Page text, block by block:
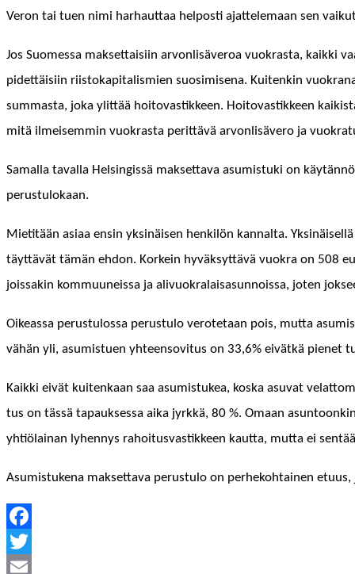
Veron tai tuen nimi harhaut­taa hel­posti ajat­tele­maan sen
Jos Suomes­sa mak­set­taisi­in arvon­lisäveroa vuokras­ta, kaik­ki
pidet­täisi­in riis­tokap­i­tal­is­mien suosimise­na. Kuitenkin
sum­mas­ta, joka ylit­tää hoito­vastik­keen. Hoito­vastik­keen
mitä ilmeisem­min vuokras­ta perit­tävä arvon­lisävero ja
Samal­la taval­la Helsingis­sä mak­set­ta­va asum­is­tu­ki on
perustulokaan.
Mietitään asi­aa ensin yksinäisen henkilön kannal­ta.
täyt­tävät tämän ehdon. Korkein hyväksyt­tävä vuokra on 508
jois­sakin kom­muuneis­sa ja alivuokralaisas­un­nois­sa, joten
Oike­as­sa perus­tu­los­sa perus­tu­lo verote­taan pois, mut­ta
vähän yli, asum­istuen yhteenso­vi­tus on 33,6% eivätkä pienet
Kaik­ki eivät kuitenkaan saa asum­is­tukea, kos­ka asu­vat
tus on tässä tapauk­ses­sa aika jyrkkä, 80 %. Omaan
yhtiölainan lyhen­nys rahoi­tus­vastik­keen kaut­ta, mut­ta ei
Asum­is­tuke­na mak­set­ta­va perus­tu­lo on per­heko­htainen
Facebook
Twitter